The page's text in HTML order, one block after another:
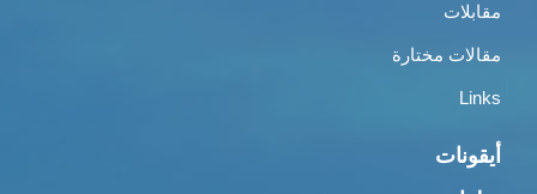
مقابلات
مقالات مختارة
Links
أيقونات